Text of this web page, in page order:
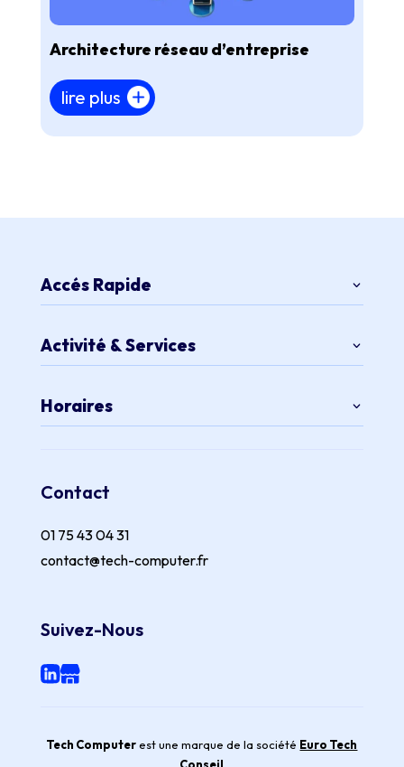
Architecture réseau d’entreprise
lire plus
Accés Rapide
Activité & Services
Horaires
Contact
01 75 43 04 31
contact@tech-computer.fr
Suivez-Nous
Tech Computerest une marque de la société Euro Tech